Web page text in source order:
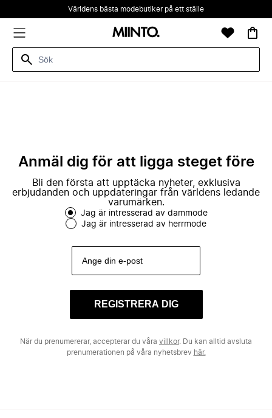
Världens bästa modebutiker på ett ställe
Anmäl dig för att ligga steget före
Bli den första att upptäcka nyheter, exklusiva
erbjudanden och uppdateringar från världens ledande
varumärken.
Jag är intresserad av dammode
Jag är intresserad av herrmode
REGISTRERA DIG
När du prenumererar, accepterar du våra villkor. Du kan alltid avsluta
prenumerationen på våra nyhetsbrev här.